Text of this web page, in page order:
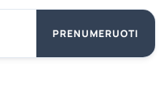
PRENUMERUOTI